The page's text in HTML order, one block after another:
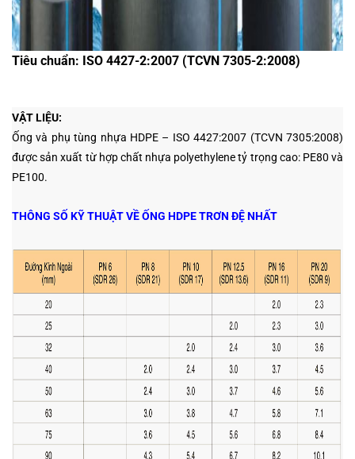
Tiêu chuẩn: ISO 4427-2:2007 (TCVN 7305-2:2008)
VẬT LIỆU:
Ống và phụ tùng nhựa HDPE – ISO 4427:2007 (TCVN 7305:2008)
được sản xuất từ hợp chất nhựa polyethylene tỷ trọng cao: PE80 và
PE100.
THÔNG SỐ KỸ THUẬT VỀ ỐNG HDPE TRƠN ĐỆ NHẤT